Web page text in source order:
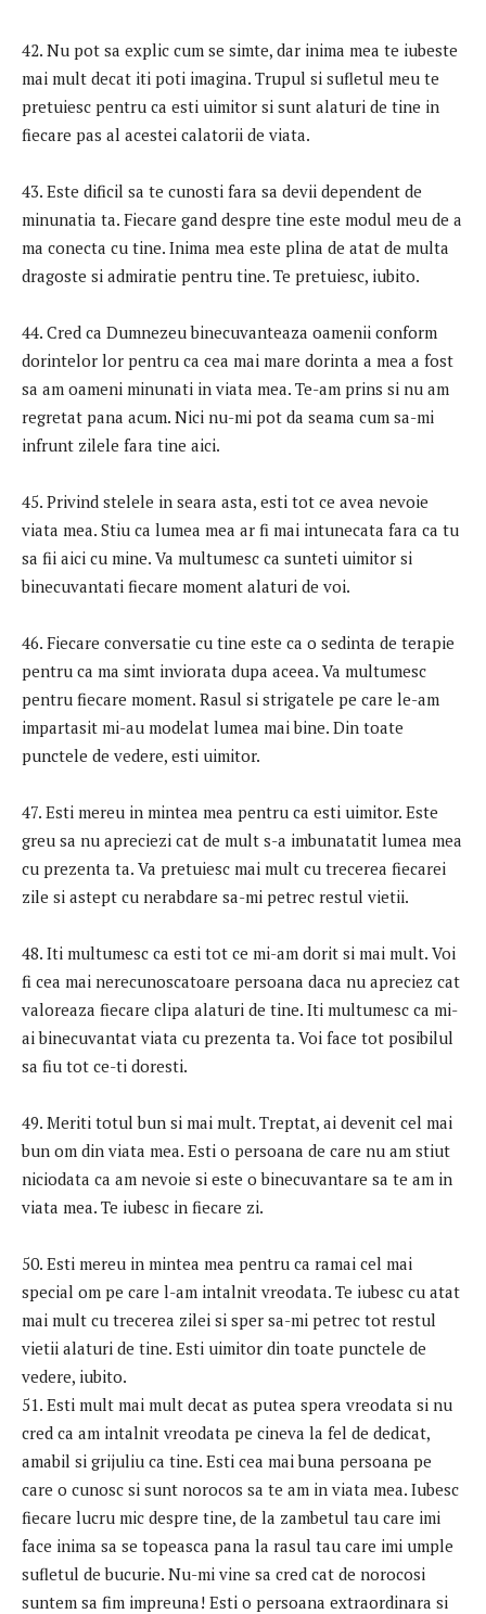
42. Nu pot sa explic cum se simte, dar inima mea te iubeste
mai mult decat iti poti imagina. Trupul si sufletul meu te
pretuiesc pentru ca esti uimitor si sunt alaturi de tine in
fiecare pas al acestei calatorii de viata.
43. Este dificil sa te cunosti fara sa devii dependent de
minunatia ta. Fiecare gand despre tine este modul meu de a
ma conecta cu tine. Inima mea este plina de atat de multa
dragoste si admiratie pentru tine. Te pretuiesc, iubito.
44. Cred ca Dumnezeu binecuvanteaza oamenii conform
dorintelor lor pentru ca cea mai mare dorinta a mea a fost
sa am oameni minunati in viata mea. Te-am prins si nu am
regretat pana acum. Nici nu-mi pot da seama cum sa-mi
infrunt zilele fara tine aici.
45. Privind stelele in seara asta, esti tot ce avea nevoie
viata mea. Stiu ca lumea mea ar fi mai intunecata fara ca tu
sa fii aici cu mine. Va multumesc ca sunteti uimitor si
binecuvantati fiecare moment alaturi de voi.
46. ​​Fiecare conversatie cu tine este ca o sedinta de terapie
pentru ca ma simt inviorata dupa aceea. Va multumesc
pentru fiecare moment. Rasul si strigatele pe care le-am
impartasit mi-au modelat lumea mai bine. Din toate
punctele de vedere, esti uimitor.
47. Esti mereu in mintea mea pentru ca esti uimitor. Este
greu sa nu apreciezi cat de mult s-a imbunatatit lumea mea
cu prezenta ta. Va pretuiesc mai mult cu trecerea fiecarei
zile si astept cu nerabdare sa-mi petrec restul vietii.
48. Iti multumesc ca esti tot ce mi-am dorit si mai mult. Voi
fi cea mai nerecunoscatoare persoana daca nu apreciez cat
valoreaza fiecare clipa alaturi de tine. Iti multumesc ca mi-
ai binecuvantat viata cu prezenta ta. Voi face tot posibilul
sa fiu tot ce-ti doresti.
49. Meriti totul bun si mai mult. Treptat, ai devenit cel mai
bun om din viata mea. Esti o persoana de care nu am stiut
niciodata ca am nevoie si este o binecuvantare sa te am in
viata mea. Te iubesc in fiecare zi.
50. Esti mereu in mintea mea pentru ca ramai cel mai
special om pe care l-am intalnit vreodata. Te iubesc cu atat
mai mult cu trecerea zilei si sper sa-mi petrec tot restul
vietii alaturi de tine. Esti uimitor din toate punctele de
vedere, iubito.
51. Esti mult mai mult decat as putea spera vreodata si nu
cred ca am intalnit vreodata pe cineva la fel de dedicat,
amabil si grijuliu ca tine. Esti cea mai buna persoana pe
care o cunosc si sunt norocos sa te am in viata mea. Iubesc
fiecare lucru mic despre tine, de la zambetul tau care imi
face inima sa se topeasca pana la rasul tau care imi umple
sufletul de bucurie. Nu-mi vine sa cred cat de norocosi
suntem sa fim impreuna! Esti o persoana extraordinara si